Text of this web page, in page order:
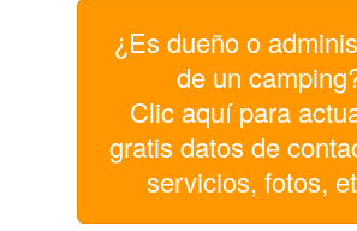
¿Es dueño o
de un
Clic aquí para
gratis datos de
servicios, fotos,